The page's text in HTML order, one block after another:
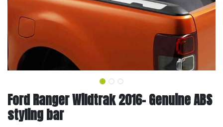
Ford Ranger Wildtrak 2016- Genuine ABS
styling bar